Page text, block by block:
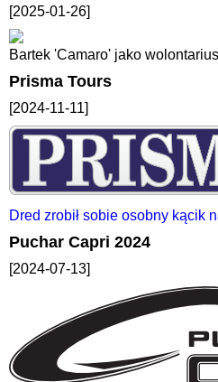
[2025-01-26]
Bartek 'Camaro' jako
Prisma Tours
[2024-11-11]
Dred zrobił sobie osobny kącik
Puchar Capri 2024
[2024-07-13]